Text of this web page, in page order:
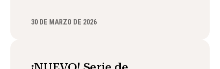
30 DE MARZO DE 2026